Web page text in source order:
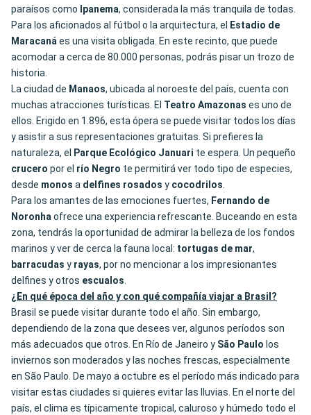
paraísos como Ipanema, considerada la más tranquila de todas.
Para los aficionados al fútbol o la arquitectura, el
Estadio de
Maracanáes una visita obligada. En este recinto, que puede
acomodar a cerca de 80.000 personas, podrás pisar un trozo de
historia.
La ciudad de Manaos, ubicada al noroeste del país, cuenta con
muchas atracciones turísticas. El Teatro Amazonas es uno de
ellos. Erigido en 1.896, esta ópera se puede visitar todos los días
y asistir a sus representaciones gratuitas. Si prefieres la
naturaleza, el
Parque Ecológico Januari te espera. Un pequeño
crucero por el río Negro te permitirá ver todo tipo de especies,
desde monos a delfines rosados y cocodrilos.
Para los amantes de las emociones fuertes, Fernando de
Noronhaofrece una experiencia refrescante. Buceando en esta
zona, tendrás la oportunidad de admirar la belleza de los fondos
marinos y ver de cerca la fauna local: tortugas de mar,
barracudas y rayas, por no mencionar a los impresionantes
delfines y otros escualos.
¿En qué época del año y con qué compañía viajar a Brasil?
Brasil se puede visitar durante todo el año. Sin embargo,
dependiendo de la zona que desees ver, algunos períodos son
más adecuados que otros. En Río de Janeiro y São Paulo los
inviernos son moderados y las noches frescas, especialmente
en São Paulo. De mayo a octubre es el período más indicado para
visitar estas ciudades si quieres evitar las lluvias. En el norte del
país, el clima es típicamente tropical, caluroso y húmedo todo el